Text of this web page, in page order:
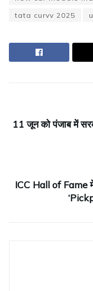
tata curvv 2025
11 जून को पंजाब में
ICC Hall of Fame